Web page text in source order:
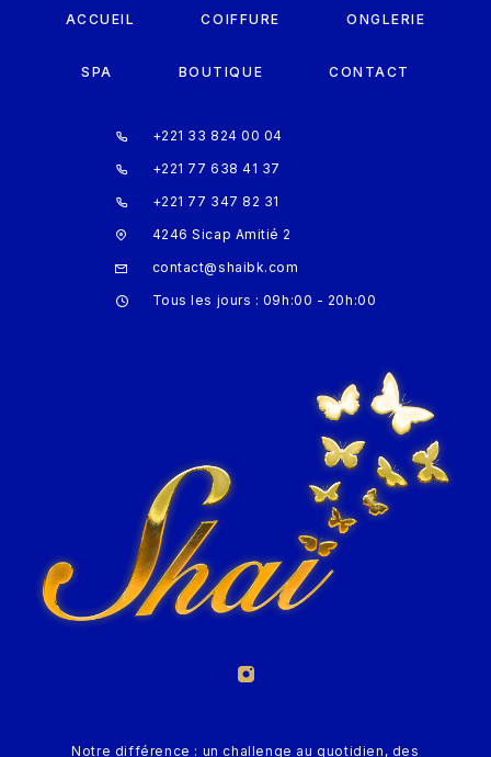
ACCUEIL COIFFURE ONGLERIE
SPA BOUTIQUE CONTACT
+221 33 824 00 04
+221 77 638 41 37
+221 77 347 82 31
4246 Sicap Amitié 2
contact@shaibk.com
Tous les jours : 09h:00 - 20h:00
Notre différence : un challenge au quotidien, des